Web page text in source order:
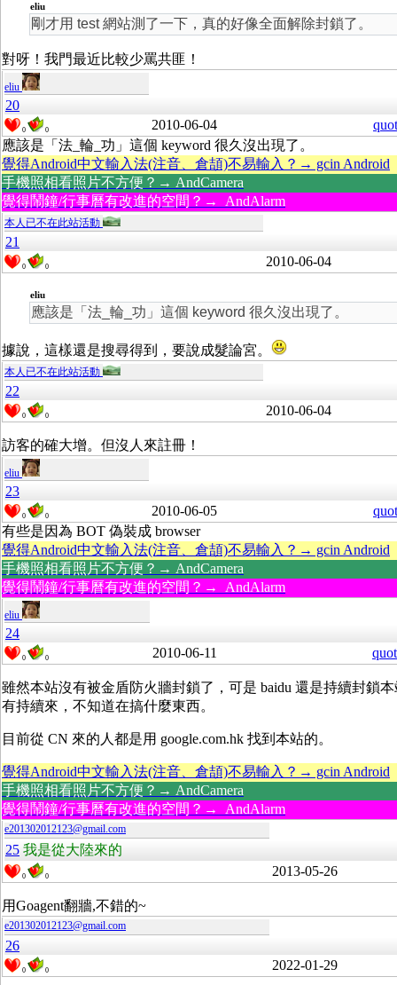
eliu
剛才用 test 網站測了一下，真的好像全面解除封鎖了。
對呀！我門最近比較少罵共匪！
eliu
20
0 0 2010-06-04
應該是「法_輪_功」這個 keyword 很久沒出現了。
覺得Android中文輸入法(注音、倉頡)不易輸入？→ gcin Android
手機照相看照片不方便？→ AndCamera
覺得鬧鐘/行事曆有改進的空間？→ AndAlarm
本人已不在此站活動
21
0 0 2010-06-04
eliu
應該是「法_輪_功」這個 keyword 很久沒出現了。
據說，這樣還是搜尋得到，要說成髮論宮。
本人已不在此站活動
22
0 0 2010-06-04
訪客的確大增。但沒人來註冊！
eliu
23
0 0 2010-06-05
有些是因為 BOT 偽裝成 browser
覺得Android中文輸入法(注音、倉頡)不易輸入？→ gcin Android
手機照相看照片不方便？→ AndCamera
覺得鬧鐘/行事曆有改進的空間？→ AndAlarm
eliu
24
0 0 2010-06-11
雖然本站沒有被金盾防火牆封鎖了，可是 baidu 還是持續封鎖
有持續來，不知道在搞什麼東西。
目前從 CN 來的人都是用 google.com.hk 找到本站的。
覺得Android中文輸入法(注音、倉頡)不易輸入？→ gcin Android
手機照相看照片不方便？→ AndCamera
覺得鬧鐘/行事曆有改進的空間？→ AndAlarm
e201302012123@gmail.com
25 我是從大陸來的
0 0 2013-05-26
用Goagent翻牆,不錯的~
e201302012123@gmail.com
26
0 0 2022-01-29